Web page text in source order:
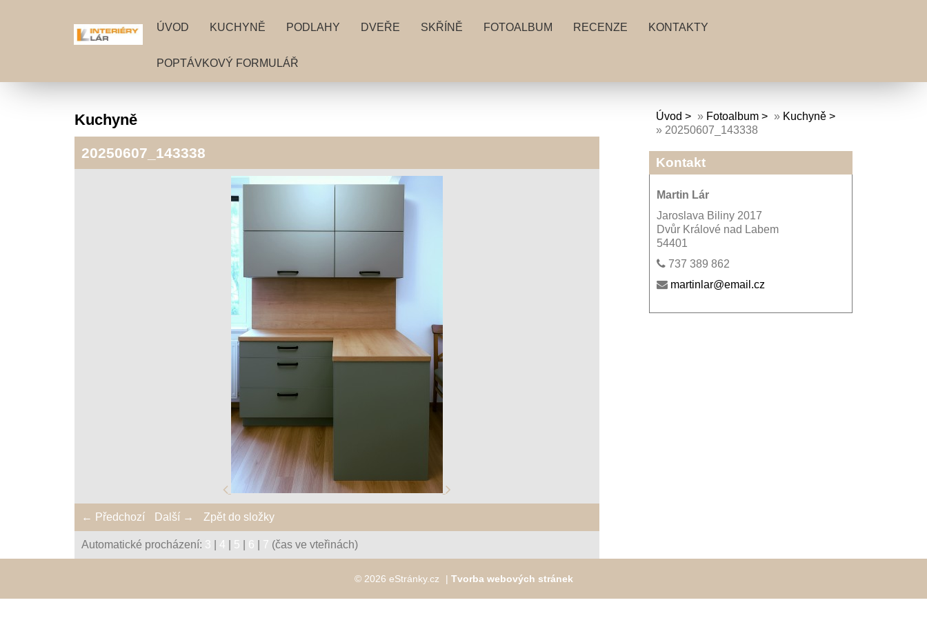
ÚVOD KUCHYNĚ PODLAHY DVEŘE SKŘÍNĚ FOTOALBUM RECENZE KONTAKTY
POPTÁVKOVÝ FORMULÁŘ
Kuchyně
20250607_143338
← Předchozí Další → Zpět do složky
Automatické procházení: 3 4 5 6 7 (čas ve vteřinách)
Úvod » Fotoalbum » Kuchyně
» 20250607_143338
Kontakt
Martin Lár
Jaroslava Biliny 2017
Dvůr Králové nad Labem
54401
737 389 862
martinlar@email.cz
© 2026 eStránky.cz | Tvorba webových stránek